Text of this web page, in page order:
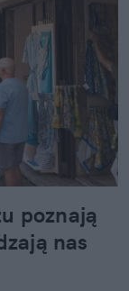
poznają
nas